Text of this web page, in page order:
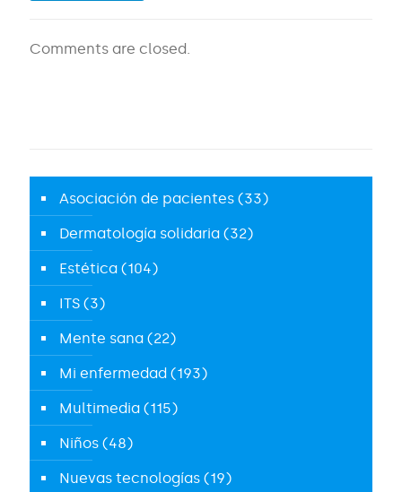
Comments are closed.
Asociación de pacientes (33)
Dermatología solidaria (32)
Estética (104)
ITS (3)
Mente sana (22)
Mi enfermedad (193)
Multimedia (115)
Niños (48)
Nuevas tecnologías (19)